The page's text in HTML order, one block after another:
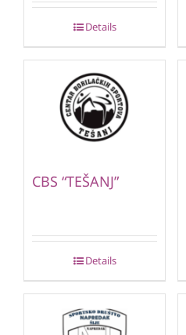
Details
CBS “TEŠANJ”
Details